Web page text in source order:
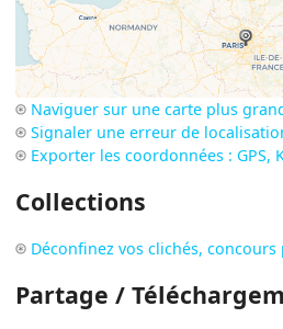
Naviguer sur une carte plus
Signaler une erreur de
Exporter les coordonnées : GPS,
Collections
Déconfinez vos clichés, concours
Partage /